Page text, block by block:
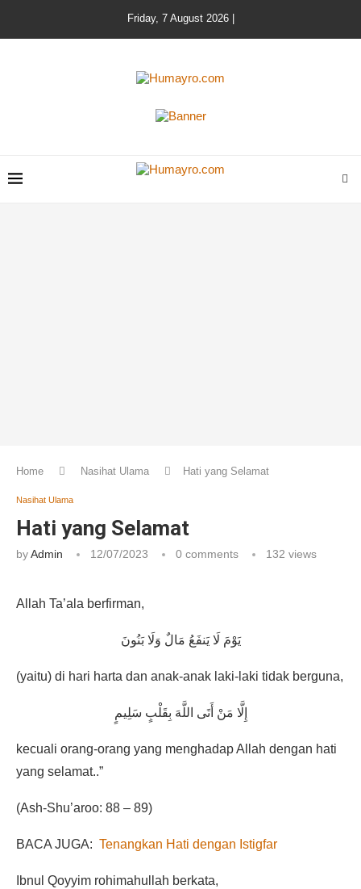
Friday, 7 August 2026 |
Home Nasihat Ulama Hati yang Selamat
Nasihat Ulama
Hati yang Selamat
byAdmin 12/07/2023 0 comments 132 views
Allah Ta’ala berfirman,
يَوْمَ لَا يَنفَعُ مَالٌ وَلَا بَنُونَ
(yaitu) di hari harta dan anak-anak laki-laki tidak berguna,
إِلَّا مَنْ أَتَى اللَّهَ بِقَلْبٍ سَلِيمٍ
kecuali orang-orang yang menghadap Allah dengan hati
yang selamat..”
(Ash-Shu’aroo: 88 – 89)
BACA JUGA: Tenangkan Hati dengan Istigfar
Ibnul Qoyyim rohimahullah berkata,